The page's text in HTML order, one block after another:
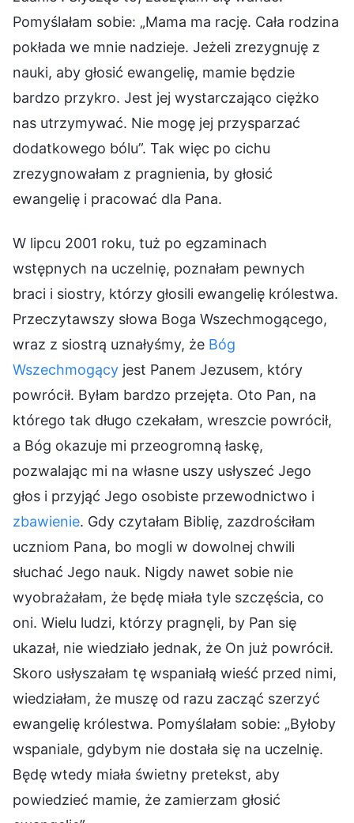
Pomyślałam sobie: „Mama ma rację. Cała rodzina
pokłada we mnie nadzieje. Jeżeli zrezygnuję z
nauki, aby głosić ewangelię, mamie będzie
bardzo przykro. Jest jej wystarczająco ciężko
nas utrzymywać. Nie mogę jej przysparzać
dodatkowego bólu”. Tak więc po cichu
zrezygnowałam z pragnienia, by głosić
ewangelię i pracować dla Pana.
W lipcu 2001 roku, tuż po egzaminach
wstępnych na uczelnię, poznałam pewnych
braci i siostry, którzy głosili ewangelię królestwa.
Przeczytawszy słowa Boga Wszechmogącego,
wraz z siostrą uznałyśmy, że Bóg
Wszechmogący jest Panem Jezusem, który
powrócił. Byłam bardzo przejęta. Oto Pan, na
którego tak długo czekałam, wreszcie powrócił,
a Bóg okazuje mi przeogromną łaskę,
pozwalając mi na własne uszy usłyszeć Jego
głos i przyjąć Jego osobiste przewodnictwo i
zbawienie. Gdy czytałam Biblię, zazdrościłam
uczniom Pana, bo mogli w dowolnej chwili
słuchać Jego nauk. Nigdy nawet sobie nie
wyobrażałam, że będę miała tyle szczęścia, co
oni. Wielu ludzi, którzy pragnęli, by Pan się
ukazał, nie wiedziało jednak, że On już powrócił.
Skoro usłyszałam tę wspaniałą wieść przed nimi,
wiedziałam, że muszę od razu zacząć szerzyć
ewangelię królestwa. Pomyślałam sobie: „Byłoby
wspaniale, gdybym nie dostała się na uczelnię.
Będę wtedy miała świetny pretekst, aby
powiedzieć mamie, że zamierzam głosić